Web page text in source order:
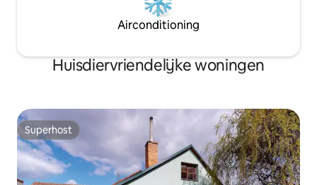
Airconditioning
Huisdiervriendelijke woningen
Superhost
Superhost